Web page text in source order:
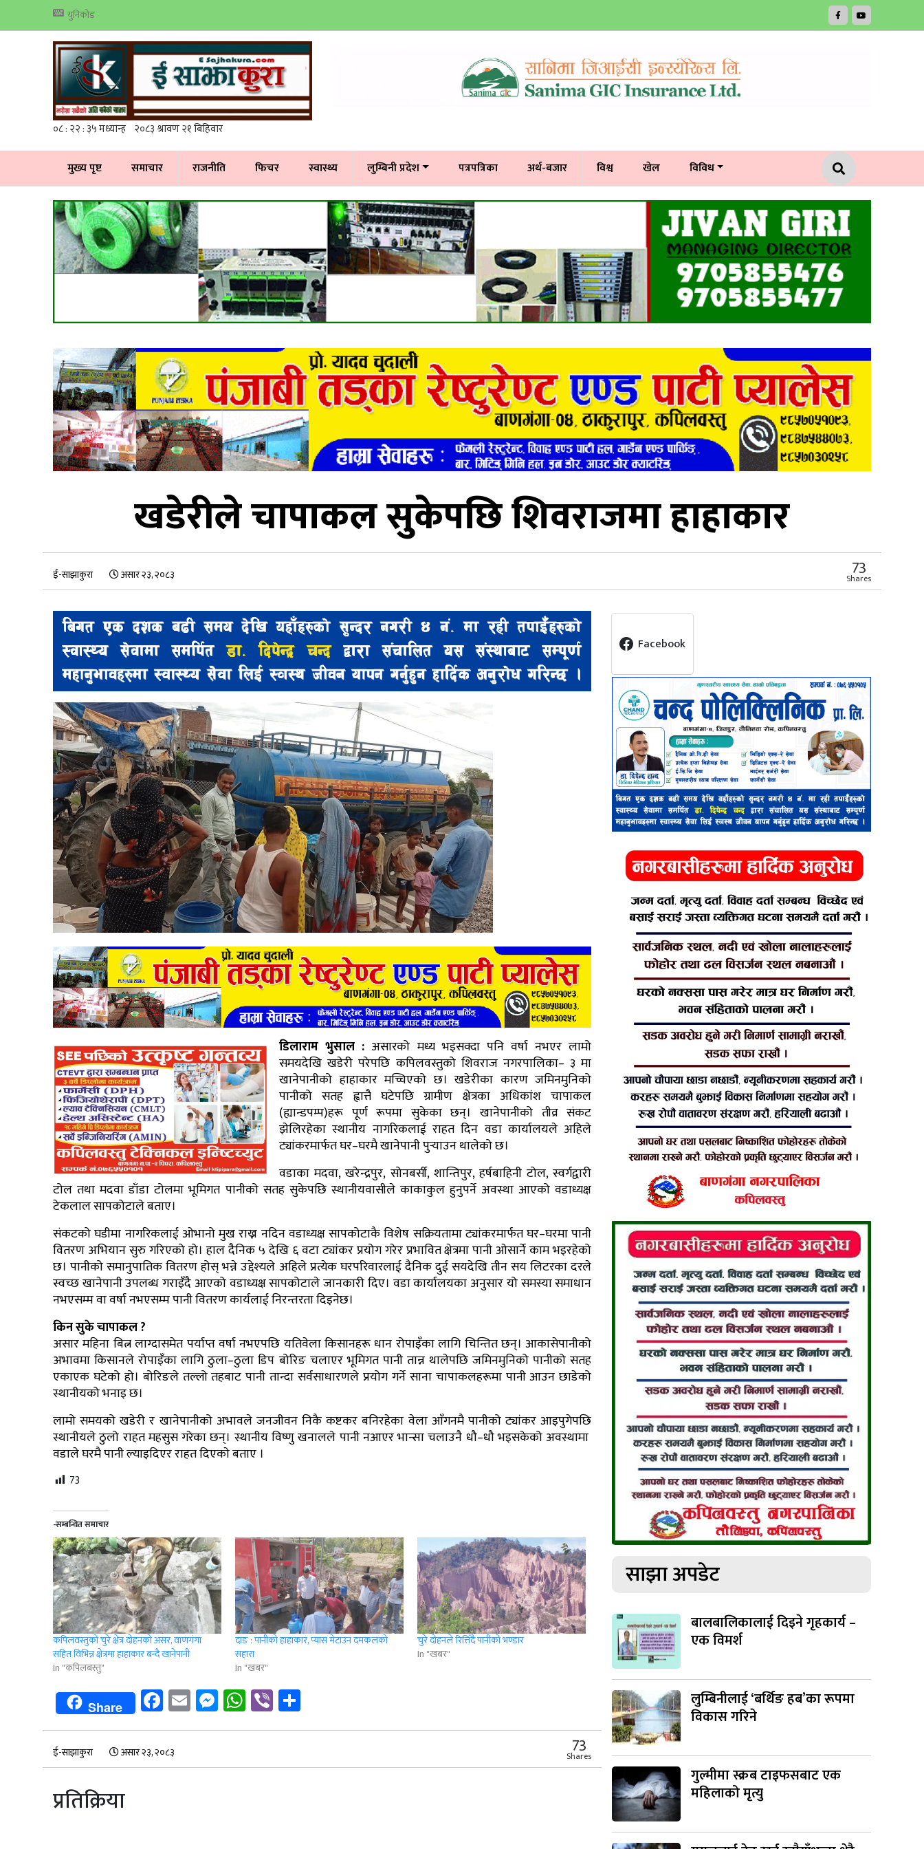
युनिकोड
मुख्य पृष्ट समाचार राजनीति फिचर स्वास्थ्य लुम्बिनी प्रदेश पत्रपत्रिका अर्थ-बजार विश्व खेल विविध
खडेरीले चापाकल सुकेपछि शिवराजमा हाहाकार
ई-साझाकुरा असार २३, २०८३ 73
Shares
डिलाराम भुसाल : असारको मध्य भइसक्दा पनि वर्षा नभएर लामो
समयदेखि खडेरी परेपछि कपिलवस्तुको शिवराज नगरपालिका– ३ मा
खानेपानीको हाहाकार मच्चिएको छ। खडेरीका कारण जमिनमुनिको
पानीको सतह ह्वात्तै घटेपछि ग्रामीण क्षेत्रका अधिकांश चापाकल
(ह्यान्डपम्प)हरू पूर्ण रूपमा सुकेका छन्। खानेपानीको तीव्र संकट
झेलिरहेका स्थानीय नागरिकलाई राहत दिन वडा कार्यालयले अहिले
ट्यांकरमार्फत घर–घरमै खानेपानी पुर्‍याउन थालेको छ।
वडाका मदवा, खरेन्द्रपुर, सोनबर्सी, शान्तिपुर, हर्षबाहिनी टोल, स्वर्गद्वारी
टोल तथा मदवा डाँडा टोलमा भूमिगत पानीको सतह सुकेपछि स्थानीयवासीले काकाकुल हुनुपर्ने अवस्था आएको वडाध्यक्ष
टेकलाल सापकोटाले बताए।
संकटको घडीमा नागरिकलाई ओभानो मुख राख्न नदिन वडाध्यक्ष सापकोटाकै विशेष सक्रियतामा ट्यांकरमार्फत घर–घरमा पानी
वितरण अभियान सुरु गरिएको हो। हाल दैनिक ५ देखि ६ वटा ट्यांकर प्रयोग गरेर प्रभावित क्षेत्रमा पानी ओसार्ने काम भइरहेको
छ। पानीको समानुपातिक वितरण होस् भन्ने उद्देश्यले अहिले प्रत्येक घरपरिवारलाई दैनिक दुई सयदेखि तीन सय लिटरका दरले
स्वच्छ खानेपानी उपलब्ध गराइँदै आएको वडाध्यक्ष सापकोटाले जानकारी दिए। वडा कार्यालयका अनुसार यो समस्या समाधान
नभएसम्म वा वर्षा नभएसम्म पानी वितरण कार्यलाई निरन्तरता दिइनेछ।
किन सुके चापाकल ?
असार महिना बित्न लाग्दासमेत पर्याप्त वर्षा नभएपछि यतिवेला किसानहरू धान रोपाइँका लागि चिन्तित छन्। आकासेपानीको
अभावमा किसानले रोपाइँका लागि ठुला–ठुला डिप बोरिङ चलाएर भूमिगत पानी तान्न थालेपछि जमिनमुनिको पानीको सतह
एकाएक घटेको हो। बोरिङले तल्लो तहबाट पानी तान्दा सर्वसाधारणले प्रयोग गर्ने साना चापाकलहरूमा पानी आउन छाडेको
स्थानीयको भनाइ छ।
लामो समयको खडेरी र खानेपानीको अभावले जनजीवन निकै कष्टकर बनिरहेका वेला आँगनमै पानीको ट्यांकर आइपुगेपछि
स्थानीयले ठुलो राहत महसुस गरेका छन्। स्थानीय विष्णु खनालले पानी नआएर भान्सा चलाउनै धौ–धौ भइसकेको अवस्थामा
वडाले घरमै पानी ल्याइदिएर राहत दिएकाे बताए ।
73
-सम्बन्धित समाचार
कपिलवस्तुको चुरे क्षेत्र दोहनको असर, वाणगंगा
सहित विभिन्न क्षेत्रमा हाहाकार बन्दै खानेपानी
In "कपिलबस्तु"
दाङ : पानीको हाहाकार, प्यास मेटाउन दमकलको
सहारा
In "खबर"
चुरे दोहनले रित्तिँदै पानीको भण्डार
In "खबर"
Share Facebook
EmailMessenger
WhatsApp
Viber
ई-साझाकुरा असार २३, २०८३ 73
Shares
प्रतिक्रिया
Facebook
साझा अपडेट
बालबालिकालाई दिइने गृहकार्य –
एक विमर्श
लुम्बिनीलाई ‘बर्थिङ हब’का रूपमा
विकास गरिने
गुल्मीमा स्क्रब टाइफसबाट एक
महिलाको मृत्यु